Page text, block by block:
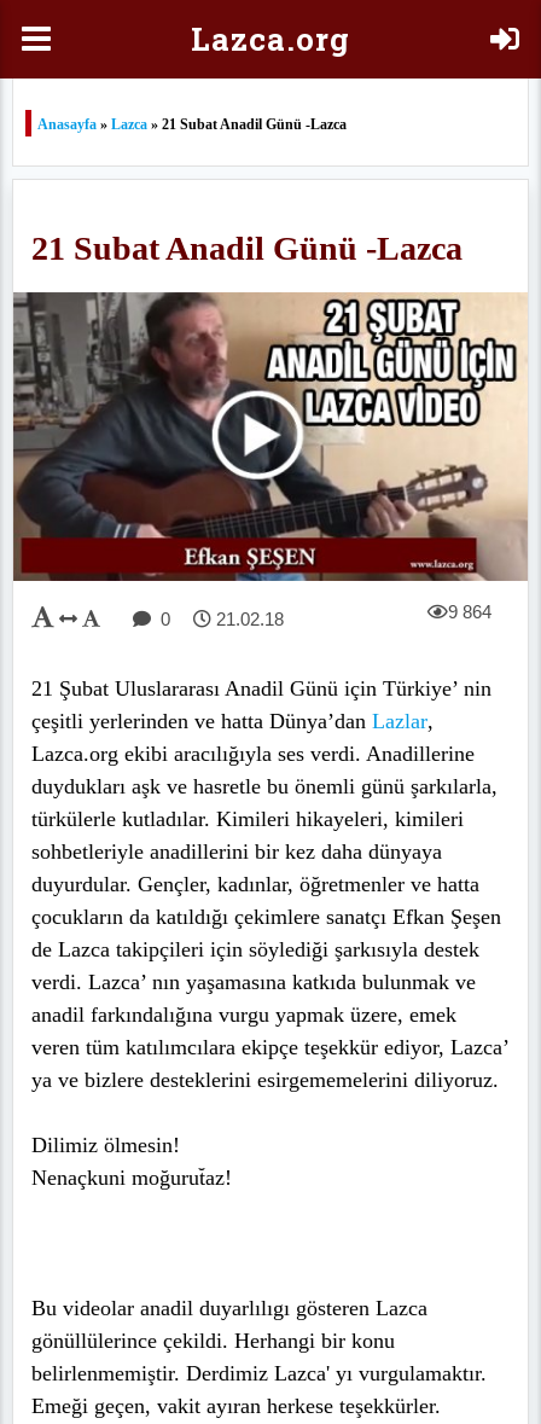
Lazca.org
Anasayfa » Lazca » 21 Subat Anadil Günü -Lazca
21 Subat Anadil Günü -Lazca
0 21.02.18 9 864
21 Şubat Uluslararası Anadil Günü için Türkiye’ nin
çeşitli yerlerinden ve hatta Dünya’dan Lazlar,
Lazca.org ekibi aracılığıyla ses verdi. Anadillerine
duydukları aşk ve hasretle bu önemli günü şarkılarla,
türkülerle kutladılar. Kimileri hikayeleri, kimileri
sohbetleriyle anadillerini bir kez daha dünyaya
duyurdular. Gençler, kadınlar, öğretmenler ve hatta
çocukların da katıldığı çekimlere sanatçı Efkan Şeşen
de Lazca takipçileri için söylediği şarkısıyla destek
verdi. Lazca’ nın yaşamasına katkıda bulunmak ve
anadil farkındalığına vurgu yapmak üzere, emek
veren tüm katılımcılara ekipçe teşekkür ediyor, Lazca’
ya ve bizlere desteklerini esirgememelerini diliyoruz.
Dilimiz ölmesin!
Nenaçkuni moğurut̆az!
Bu videolar anadil duyarlılıgı gösteren Lazca
gönüllülerince çekildi. Herhangi bir konu
belirlenmemiştir. Derdimiz Lazca' yı vurgulamaktır.
Emeği geçen, vakit ayıran herkese teşekkürler.